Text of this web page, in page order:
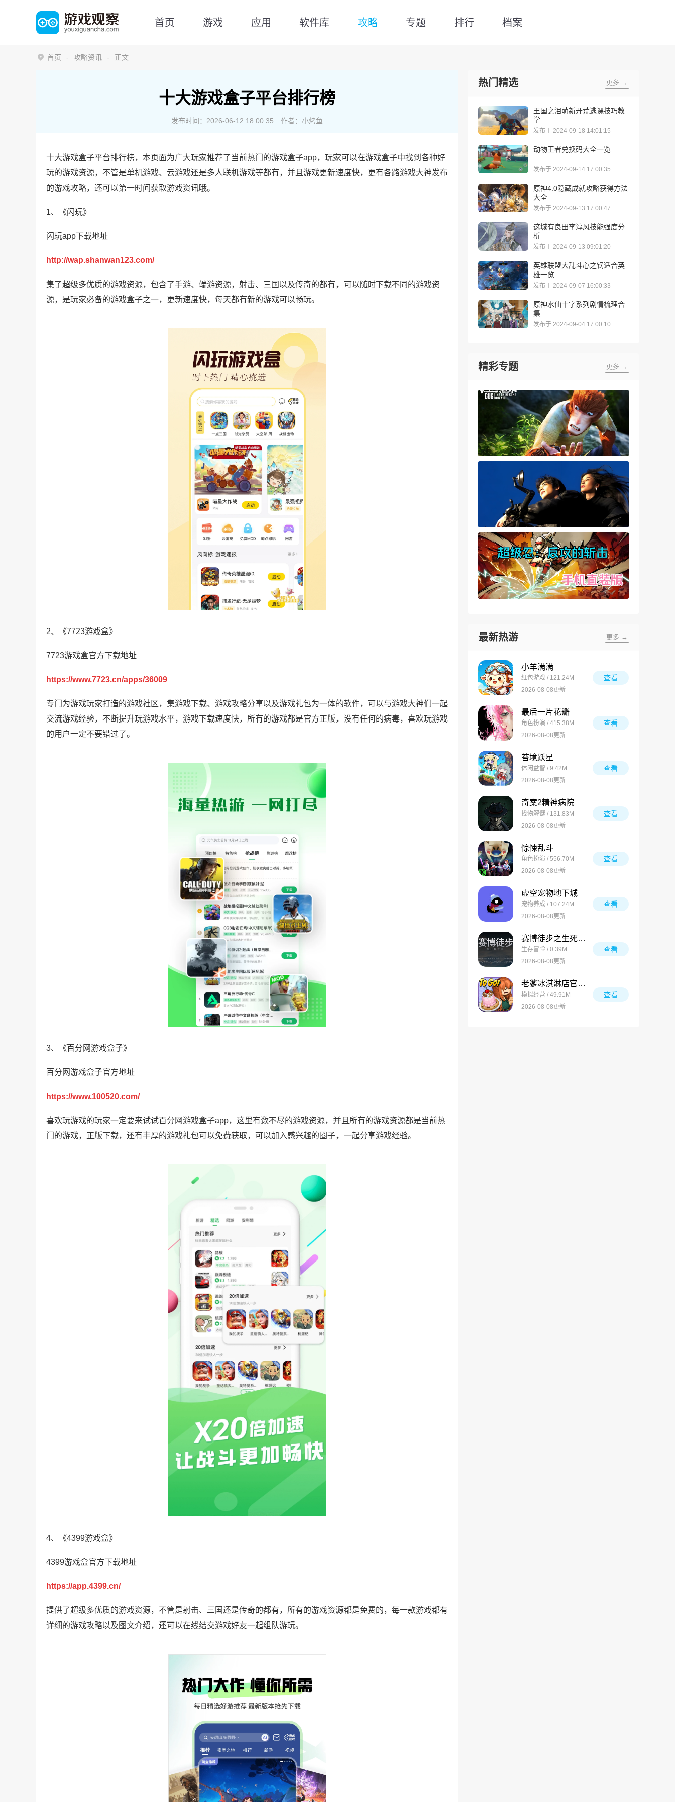
首页 游戏 应用 软件库 攻略 专题 排行 档案
首页 攻略资讯 正文
十大游戏盒子平台排行榜
发布时间：2026-06-12 18:00:35 作者：小烤鱼
十大游戏盒子平台排行榜，本页面为广大玩家推荐了当前热门的游戏盒子app，玩家可以在游戏盒子中找到各种好
玩的游戏资源，不管是单机游戏、云游戏还是多人联机游戏等都有，并且游戏更新速度快，更有各路游戏大神发布
的游戏攻略，还可以第一时间获取游戏资讯哦。
1、《闪玩》
闪玩app下载地址
http://wap.shanwan123.com/
集了超级多优质的游戏资源，包含了手游、端游资源，射击、三国以及传奇的都有，可以随时下载不同的游戏资
源，是玩家必备的游戏盒子之一，更新速度快，每天都有新的游戏可以畅玩。
2、《7723游戏盒》
7723游戏盒官方下载地址
https://www.7723.cn/apps/36009
专门为游戏玩家打造的游戏社区，集游戏下载、游戏攻略分享以及游戏礼包为一体的软件，可以与游戏大神们一起
交流游戏经验，不断提升玩游戏水平，游戏下载速度快，所有的游戏都是官方正版，没有任何的病毒，喜欢玩游戏
的用户一定不要错过了。
3、《百分网游戏盒子》
百分网游戏盒子官方地址
https://www.100520.com/
喜欢玩游戏的玩家一定要来试试百分网游戏盒子app，这里有数不尽的游戏资源，并且所有的游戏资源都是当前热
门的游戏，正版下载，还有丰厚的游戏礼包可以免费获取，可以加入感兴趣的圈子，一起分享游戏经验。
4、《4399游戏盒》
4399游戏盒官方下载地址
https://app.4399.cn/
提供了超级多优质的游戏资源，不管是射击、三国还是传奇的都有，所有的游戏资源都是免费的，每一款游戏都有
详细的游戏攻略以及图文介绍，还可以在线结交游戏好友一起组队游玩。
热门精选 更多 →
王国之泪萌新开荒逃课技巧教
学
发布于 2024-09-18 14:01:15
动物王者兑换码大全一览
发布于 2024-09-14 17:00:35
原神4.0隐藏成就攻略获得方法
大全
发布于 2024-09-13 17:00:47
这城有良田李淳风技能强度分
析
发布于 2024-09-13 09:01:20
英雄联盟大乱斗心之钢适合英
雄一览
发布于 2024-09-07 16:00:33
原神水仙十字系列剧情梳理合
集
发布于 2024-09-04 17:00:10
精彩专题 更多 →
最新热游 更多 →
小羊满满
红包游戏 / 121.24M
2026-08-08更新
查看
最后一片花瓣
角色扮演 / 415.38M
2026-08-08更新
查看
苔境跃星
休闲益智 / 9.42M
2026-08-08更新
查看
奇案2精神病院
找物解谜 / 131.83M
2026-08-08更新
查看
惊悚乱斗
角色扮演 / 556.70M
2026-08-08更新
查看
虚空宠物地下城
宠物养成 / 107.24M
2026-08-08更新
查看
赛博徒步之生死鳌太线
生存冒险 / 0.39M
2026-08-08更新
查看
老爹冰淇淋店官方版
模拟经营 / 49.91M
2026-08-08更新
查看